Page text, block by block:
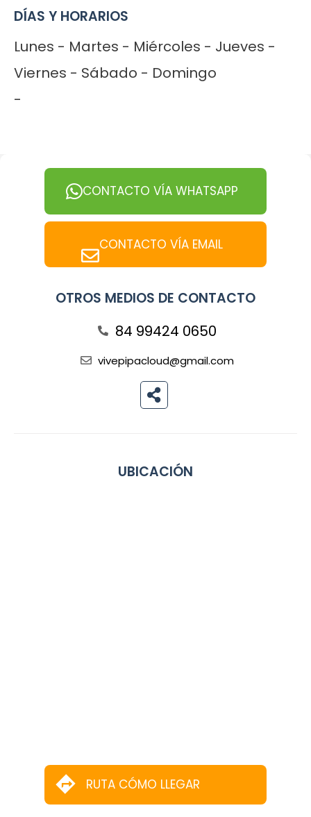
DÍAS Y HORARIOS
Lunes - Martes - Miércoles - Jueves -
Viernes - Sábado - Domingo
-
CONTACTO VÍA WHATSAPP
CONTACTO VÍA EMAIL
OTROS MEDIOS DE CONTACTO
84 99424 0650
vivepipacloud@gmail.com
UBICACIÓN
RUTA CÓMO LLEGAR